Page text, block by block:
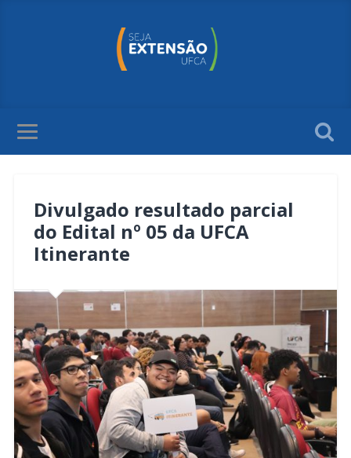
Divulgado resultado parcial
do Edital nº 05 da UFCA
Itinerante